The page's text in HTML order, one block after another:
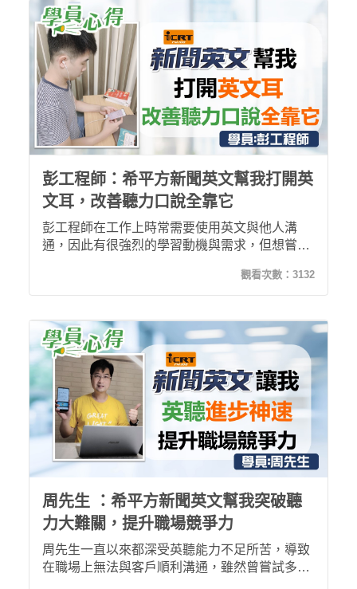
文的同時也能了解國際時事，具備國際觀，學習
越來越順，有如倒吃甘蔗。
彭工程師：希平方新聞英文幫我打開英
文耳，改善聽力口說全靠它
彭工程師在工作上時常需要使用英文與他人溝
通，因此有很強烈的學習動機與需求，但想嘗試
並深感挫折，直到鼓起勇氣購買了希平方新聞英
文課程後，發現自己可以開始聽懂廣播內容，更
到信心倍增，並期許自己在上完全部課程後，可
以毫不費力的理解新聞英文播報內容。
觀看次數： 3132
周先生 ：希平方新聞英文幫我突破聽
力大難關，提升職場競爭力
周先生一直以來都深受英聽能力不足所苦，導致
在職場上無法與客戶順利溝通，雖然曾嘗試多種